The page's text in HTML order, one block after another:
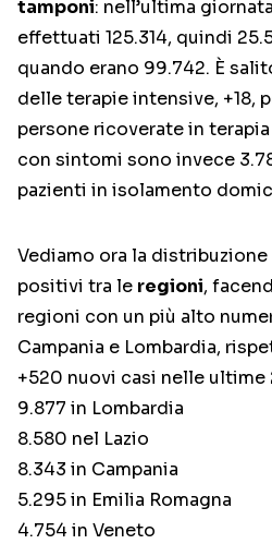
tamponi: nell’ultima
effettuati 125.314, quindi
quando erano 99.742. È
delle terapie intensive, +18,
persone ricoverate in
con sintomi sono invece
pazienti in isolamento
Vediamo ora la
positivi tra le regioni,
regioni con un più alto
Campania e Lombardia,
+520 nuovi casi nelle ultime
9.877 in Lombardia
8.580 nel Lazio
8.343 in Campania
5.295 in Emilia Romagna
4.754 in Veneto